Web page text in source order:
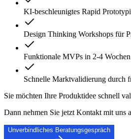
KI-beschleunigtes Rapid
Design Thinking Workshops für
Funktionale MVPs in 2-4 Wochen
Schnelle Marktvalidierung durch
Sie möchten Ihre Produktidee schnell
Dann nehmen Sie jetzt Kontakt mit uns
Unverbindliches Beratungsgespräch